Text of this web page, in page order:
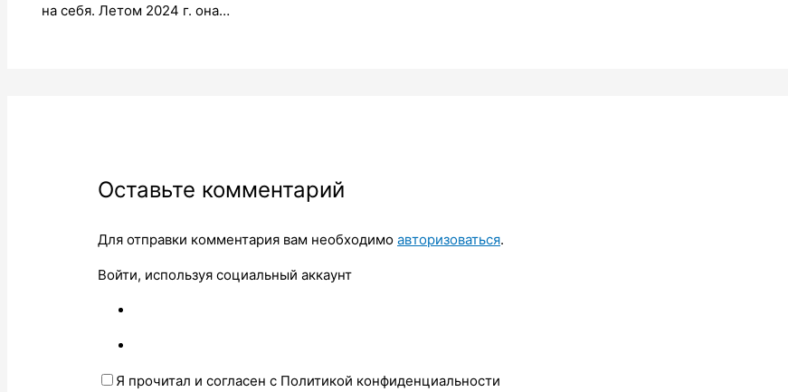
на себя. Летом 2024 г. она…
Оставьте комментарий
Для отправки комментария вам необходимоавторизоваться.
Войти, используя социальный аккаунт
Я прочитал и согласен с Политикой конфиденциальности